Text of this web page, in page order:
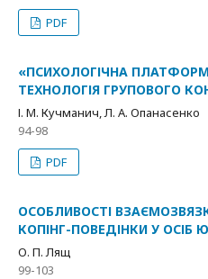
PDF
«ПСИХОЛОГІЧНА
ТЕХНОЛОГІЯ ГРУПОВОГО
І. М. Кучманич, Л. А. Опанасенко
94-98
PDF
ОСОБЛИВОСТІ
КОПІНГ-ПОВЕДІНКИ У ОСІБ
О. П. Лящ
99-103